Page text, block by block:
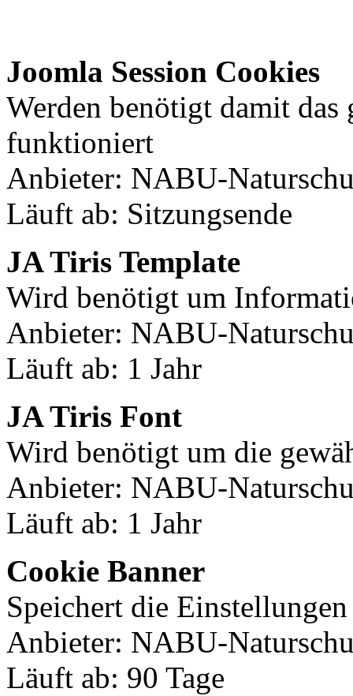
Joomla Session Cookies
Werden benötigt damit
funktioniert
Anbieter: NABU-
Läuft ab: Sitzungsende
JA Tiris Template
Wird benötigt um
Anbieter: NABU-
Läuft ab: 1 Jahr
JA Tiris Font
Wird benötigt um die
Anbieter: NABU-
Läuft ab: 1 Jahr
Cookie Banner
Speichert die
Anbieter: NABU-
Läuft ab: 90 Tage